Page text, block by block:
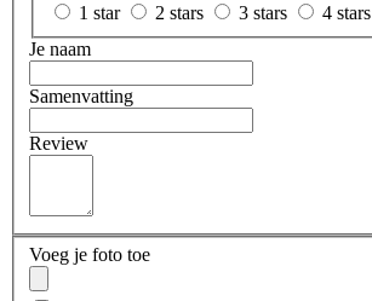
1 star
2 stars 3 stars 4 stars
Je naam
Samenvatting
Review
Voeg je foto toe